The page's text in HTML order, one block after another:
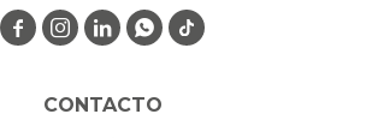
CONTACTO
   